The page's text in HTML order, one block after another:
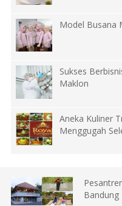
Model Busana
Sukses
Maklon
Aneka Kuliner
Menggugah
Bandung